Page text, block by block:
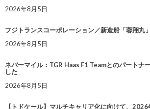
2026年8月5日
フジトランスコーポレーション／新造船「蓉翔丸
2026年8月5日
ネバーマイル：TGR Haas F1 Teamとのパートナ
した
2026年8月5日
【トドケール】マルチキャリア化に向けて、